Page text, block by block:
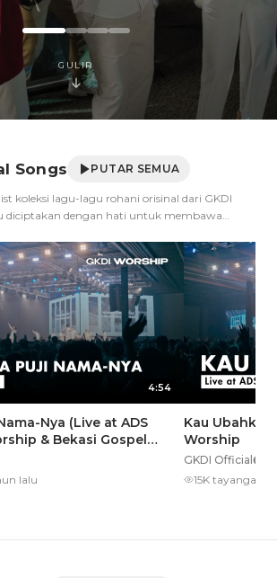
GULIR
Songs PUTAR SEMUA
koleksi lagu-lagu rohani orisinal dari GKDI
dan membawa kita lebih dekat dengan Tuhan.
memberkati! 🎵 #gkdiworship
#lagurohani
#pujianrohani #pujianpenyembahan
#yesuskristus #tuhanyesus
4:54
Nya (Live at ADS
& Bekasi Gospel
lalu
Kau Ubahkan
Worship
GKDI Official
15K tayangan